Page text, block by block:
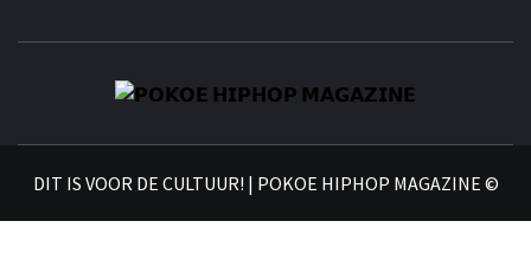
DIT IS VOOR DE CULTUUR! | POKOE HIPHOP MAGAZINE ©